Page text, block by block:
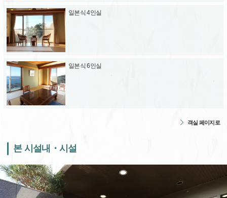
일본식 4인실
일본식 6인실
객실 페이지로
본 시설내・시설